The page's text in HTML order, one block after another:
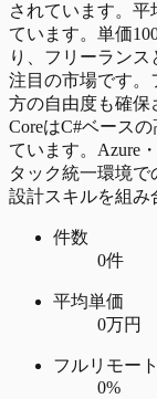
されています。平
ています。単価
り、フリーラン
注目の市場です。
方の自由度も確保
CoreはC#ベース
ています。Azure
タック統一環境
設計スキルを組み
件数
0件
平均単価
0万円
フルリモー
0%